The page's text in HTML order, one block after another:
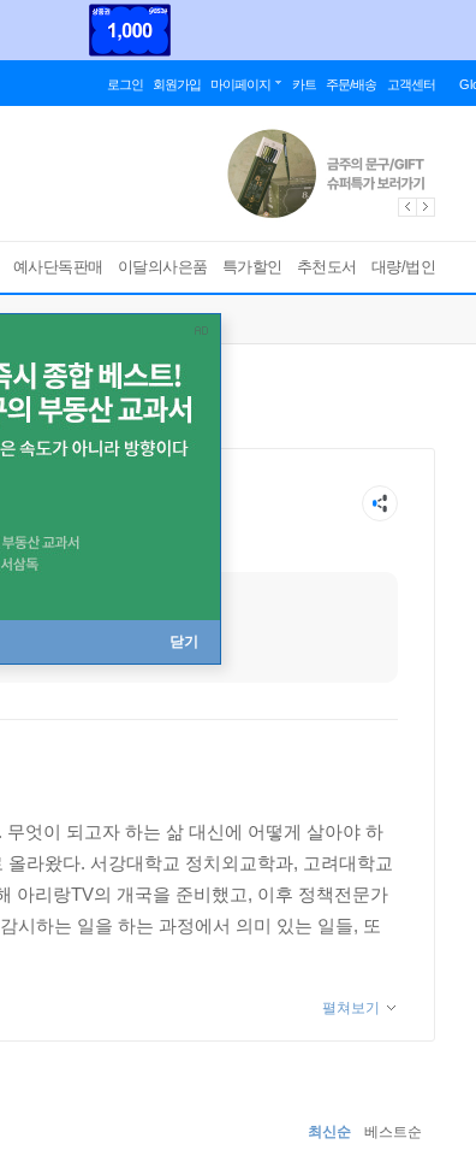
로그인 회원가입 마이페이지 카트 주문/배송 고객센터
예사단독판매 이달의사은품 특가할인 추천도서 대량/법인
닫기
엇이 되고자 하는 삶 대신에 어떻게 살아야 하
라왔다. 서강대학교 정치외교학과, 고려대학교
아리랑TV의 개국을 준비했고, 이후 정책전문가
시하는 일을 하는 과정에서 의미 있는 일들, 또
흠뻑 빠져 삶의 태도를 바꾸었고, 다시 도전할
던 그의 지독한 낙관주의, 포기하지 않는 정신,
펼쳐보기
최신순 베스트순